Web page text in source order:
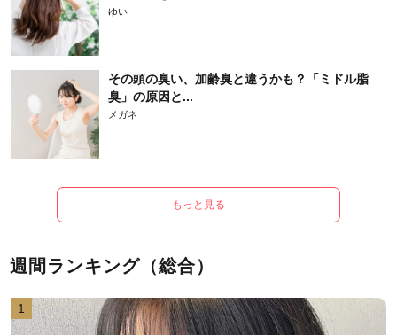
ゆい
その頭の臭い、加齢臭と違うかも？「ミドル脂
臭」の原因と...
メガネ
もっと見る
週間ランキング（総合）
1